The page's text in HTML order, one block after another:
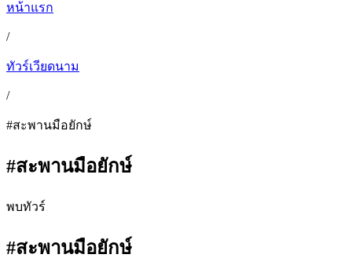
หน้าแรก
/
ทัวร์เวียดนาม
/
#สะพานมือยักษ์
#สะพานมือยักษ์
พบทัวร์
#สะพานมือยักษ์